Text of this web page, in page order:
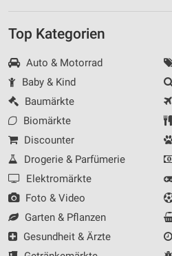
Top Kategorien
Auto & Motorrad
Baby & Kind
Baumärkte
Biomärkte
Discounter
Drogerie & Parfümerie
Elektromärkte
Foto & Video
Garten & Pflanzen
Gesundheit & Ärzte